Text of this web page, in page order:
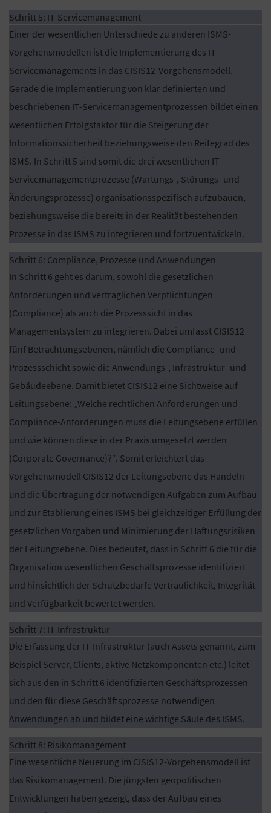
Schritt 5: IT-Servicemanagement
Einer der wesentlichen Unterschiede zu anderen ISMS-
Vorgehensmodellen ist die Implementierung des IT-
Servicemanagements in das CISIS12-Vorgehensmodell.
Gerade die Implementierung von klar definierten und
beschriebenen IT-Servicemanagementprozessen bildet einen
wesentlichen Erfolgsfaktor für die Steigerung der
Informationssicherheit beziehungsweise den Reifegrad des
ISMS. In Schritt 5 sind somit die drei wesentlichen IT-
Servicemanagementprozesse (Wartungs-, Störungs- und
Änderungsprozesse) organisationsspezifisch aufzubauen,
beziehungsweise die bereits in der Realität bestehenden
Prozesse in das ISMS zu integrieren und fortzuentwickeln.
Schritt 6: Compliance, Prozesse und Anwendungen
In Schritt 6 geht es darum, sowohl die gesetzlichen
Anforderungen und vertraglichen Verpflichtungen
(Compliance) als auch die Prozesssicht in das
Managementsystem zu integrieren. Dabei umfasst CISIS12
fünf Betrachtungsebenen, nämlich die Compliance- und
Prozessschicht sowie die Anwendungs-, Infrastruktur- und
Gebäudeebene. Damit bietet CISIS12 eine Sichtweise auf
Leitungsebene: „Welche rechtlichen Anforderungen und
Compliance-Anforderungen muss die Leitungsebene erfüllen
und wie können diese in der Praxis umgesetzt werden
(Corporate Governance)?“. Somit erleichtert das
Vorgehensmodell CISIS12 der Leitungsebene das Handeln
und die Übertragung der notwendigen Aufgaben zum Aufbau
und zur Etablierung eines ISMS bei gleichzeitiger Erfüllung der
gesetzlichen Vorgaben und Minimierung der Haftungsrisiken
der Leitungsebene. Dies bedeutet, dass in Schritt 6 die für die
Organisation wesentlichen Geschäftsprozesse identifiziert
und hinsichtlich der Schutzbedarfe Vertraulichkeit, Integrität
und Verfügbarkeit bewertet werden.
Schritt 7: IT-Infrastruktur
Die Erfassung der IT-Infrastruktur (auch Assets genannt, zum
Beispiel Server, Clients, aktive Netzkomponenten etc.) leitet
sich aus den in Schritt 6 identifizierten Geschäftsprozessen
und den für diese Geschäftsprozesse notwendigen
Anwendungen ab und bildet eine wichtige Säule des ISMS.
Schritt 8: Risikomanagement
Eine wesentliche Neuerung im CISIS12-Vorgehensmodell ist
das Risikomanagement. Die jüngsten geopolitischen
Entwicklungen haben gezeigt, dass der Aufbau eines